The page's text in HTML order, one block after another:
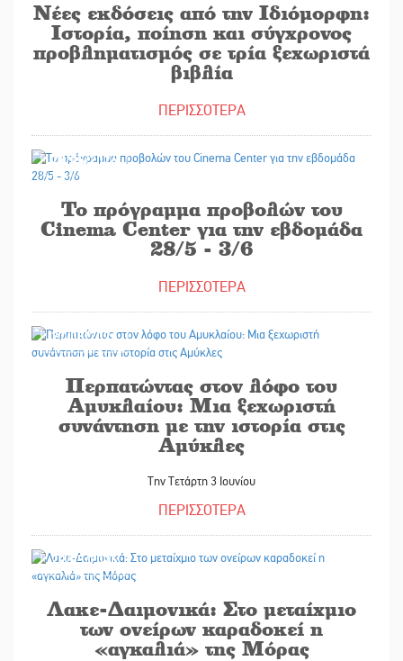
Νέες εκδόσεις από την Ιδιόμορφη:
Ιστορία, ποίηση και σύγχρονος
προβληματισμός σε τρία ξεχωριστά
βιβλία
ΠΕΡΙΣΣΟΤΕΡΑ
27/05/2026
Το πρόγραμμα προβολών του
Cinema Center για την εβδομάδα
28/5 - 3/6
ΠΕΡΙΣΣΟΤΕΡΑ
27/05/2026
Περπατώντας στον λόφο του
Αμυκλαίου: Μια ξεχωριστή
συνάντηση με την ιστορία στις
Αμύκλες
Την Τετάρτη 3 Ιουνίου
ΠΕΡΙΣΣΟΤΕΡΑ
29/05/2026
Λακε-Δαιμονικά: Στο μεταίχμιο
των ονείρων καραδοκεί η
«αγκαλιά» της Μόρας